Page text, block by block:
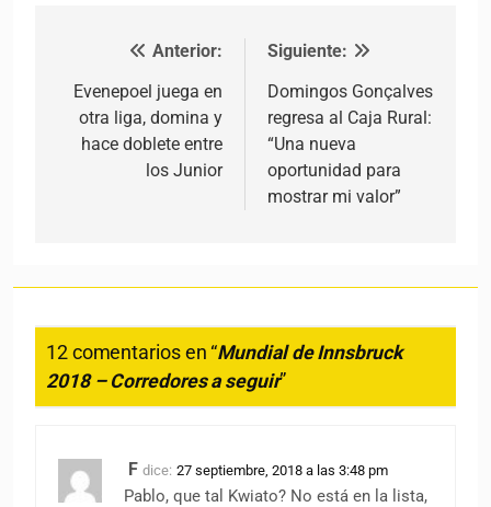
Navegación de entradas
Anterior:
Evenepoel juega en
otra liga, domina y
hace doblete entre
los Junior
Siguiente:
Domingos Gonçalves
regresa al Caja Rural:
“Una nueva
oportunidad para
mostrar mi valor”
12 comentarios en “Mundial de Innsbruck
2018 – Corredores a seguir”
F dice: 27 septiembre, 2018 a las 3:48 pm
Pablo, que tal Kwiato? No está en la lista,